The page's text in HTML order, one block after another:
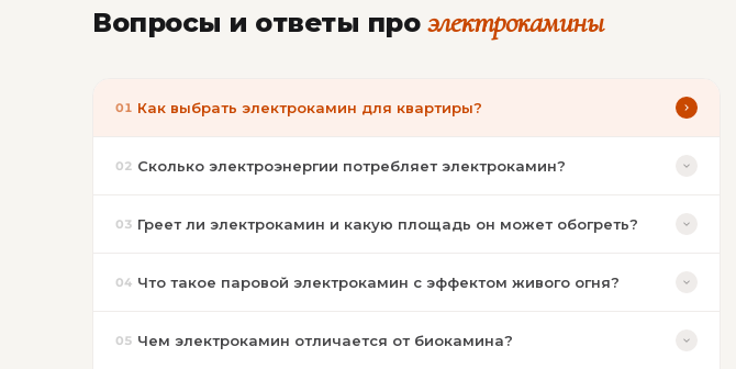
Вопросы и ответы про электрокамины
01 Как выбрать электрокамин для квартиры?
02 Сколько электроэнергии потребляет электрокамин?
03 Греет ли электрокамин и какую площадь он может обогреть?
04 Что такое паровой электрокамин с эффектом живого огня?
05 Чем электрокамин отличается от биокамина?